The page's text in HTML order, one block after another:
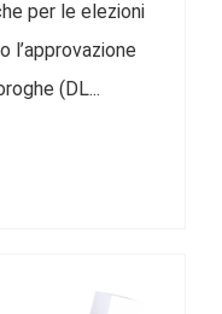
per le elezioni
l’approvazione
(DL...